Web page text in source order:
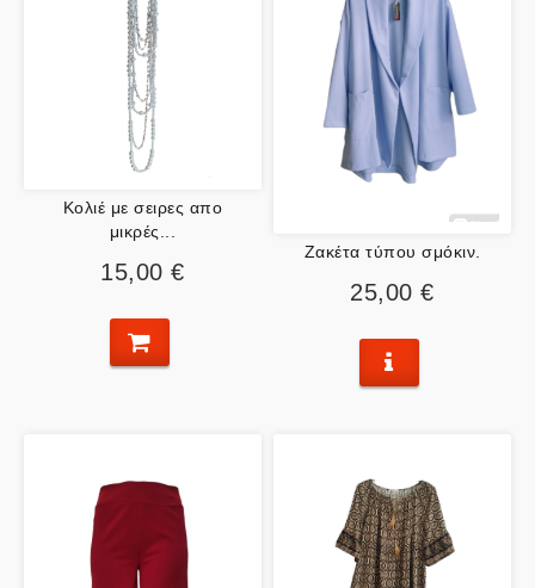
Κολιέ με σειρες απο
μικρές...
15,00 €
Ζακέτα τύπου σμόκιν.
25,00 €